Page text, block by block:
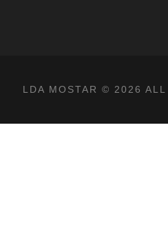
LDA MOSTAR © 2026 ALL